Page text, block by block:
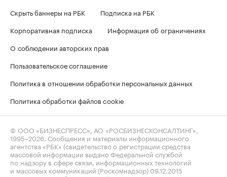
Скрыть баннеры на РБК
Подписка на РБК
Корпоративная подписка
Информация об ограничениях
О соблюдении авторских прав
Пользовательское соглашение
Политика в отношении обработки персональных данных
Политика обработки файлов cookie
© ООО «БИЗНЕСПРЕСС», АО «РОСБИЗНЕСКОНСАЛТИНГ»,
1995–2026 . Сообщения и материалы информационного
агентства «РБК» (свидетельство о регистрации средства
массовой информации выдано Федеральной службой
по надзору в сфере связи, информационных технологий
и массовых коммуникаций (Роскомнадзор) 09.12.2015